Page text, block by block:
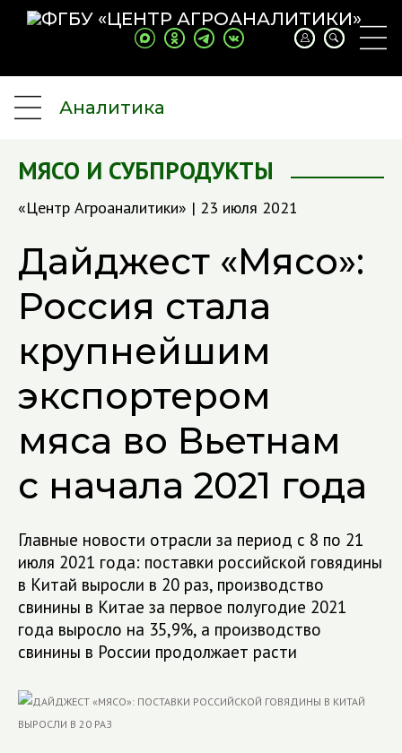
Аналитика
МЯСО И СУБПРОДУКТЫ
«Центр Агроаналитики» | 23 июля 2021
Дайджест «Мясо»:
Россия стала
крупнейшим
экспортером
мяса во Вьетнам
с начала 2021 года
Главные новости отрасли за период с 8 по 21
июля 2021 года: поставки российской говядины
в Китай выросли в 20 раз, производство
свинины в Китае за первое полугодие 2021
года выросло на 35,9%, а производство
свинины в России продолжает расти